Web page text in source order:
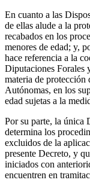
En cuanto a las
de ellas alude a la
recabados en los
menores de edad; y,
hace referencia a la
Diputaciones Forales
materia de protección
Autónomas, en los
edad sujetas a la
Por su parte, la única
determina los
excluidos de la
presente Decreto, y
iniciados con
encuentren en